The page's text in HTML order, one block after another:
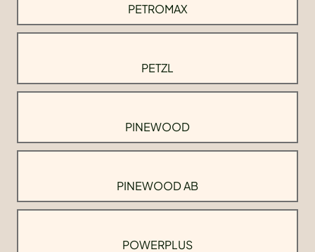
PETROMAX
PETZL
PINEWOOD
PINEWOOD AB
POWERPLUS